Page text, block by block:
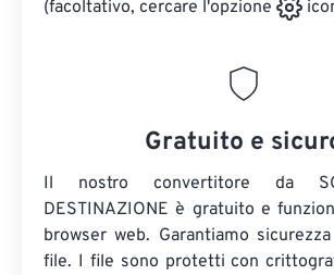
(facoltativo, cercare l'opzione
Gratuito e
Il nostro convertitore da
DESTINAZIONE è gratuito e
browser web. Garantiamo
file. I file sono protetti con